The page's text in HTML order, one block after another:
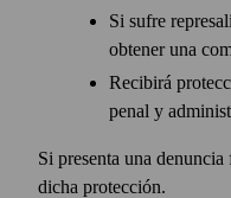
Si sufre
obtener una
Recibirá
penal y
Si presenta una
dicha protección.